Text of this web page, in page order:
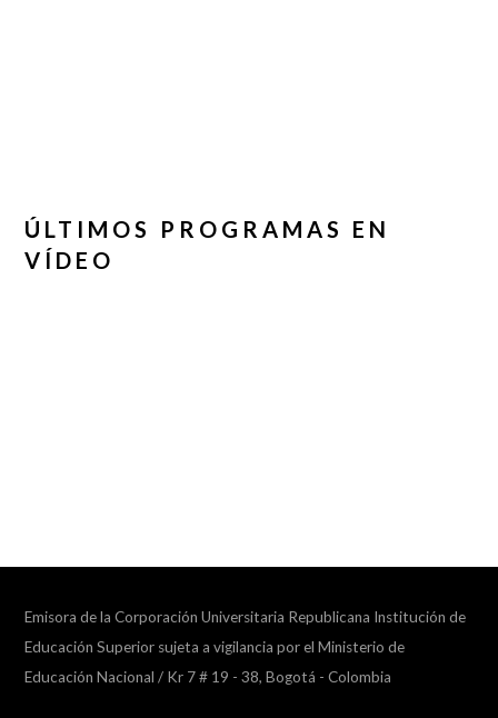
ÚLTIMOS PROGRAMAS EN
VÍDEO
Emisora de la Corporación Universitaria Republicana Institución de
Educación Superior sujeta a vigilancia por el Ministerio de
Educación Nacional / Kr 7 # 19 - 38, Bogotá - Colombia